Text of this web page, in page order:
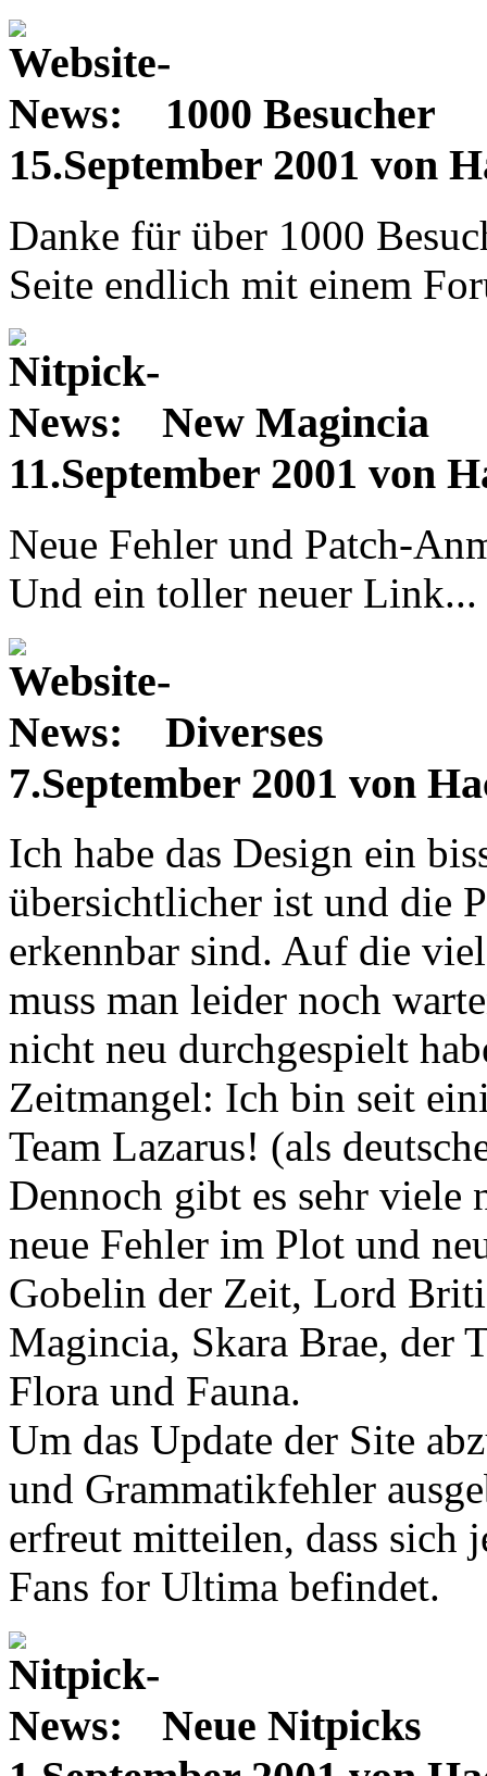
1000 Besucher
15.September 2001 von
Danke für über 1000
Seite endlich mit einem
New Magincia
11.September 2001 von
Neue Fehler und Patch-
Und ein toller neuer Link...
Diverses
7.September 2001 von
Ich habe das Design ein
übersichtlicher ist und die
erkennbar sind. Auf die
muss man leider noch
nicht neu durchgespielt
Zeitmangel: Ich bin seit
Team Lazarus! (als
Dennoch gibt es sehr viele
neue Fehler im Plot und
Gobelin der Zeit, Lord
Magincia, Skara Brae, der
Flora und Fauna.
Um das Update der Site
und Grammatikfehler
erfreut mitteilen, dass sich
Fans for Ultima befindet.
Neue Nitpicks